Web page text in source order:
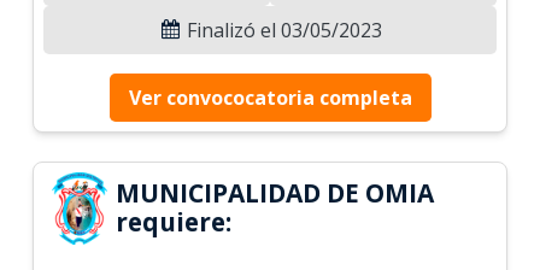
Finalizó el 03/05/2023
Ver convococatoria completa
MUNICIPALIDAD DE OMIA
requiere: